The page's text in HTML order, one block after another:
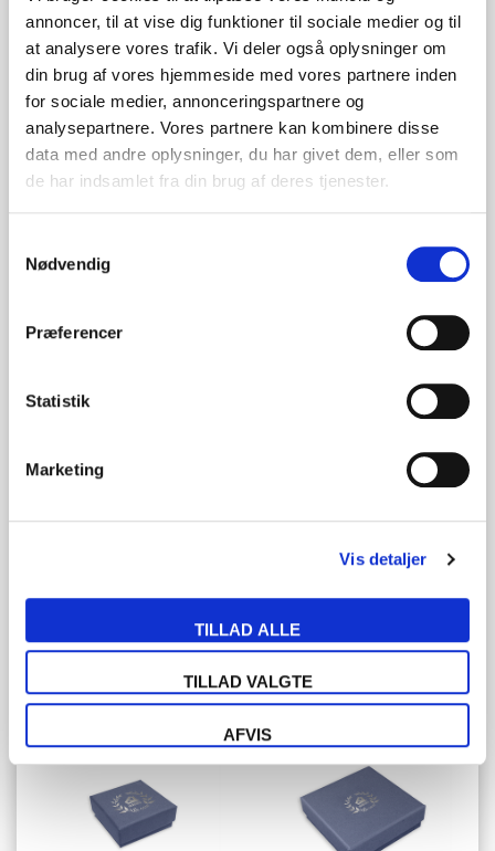
annoncer, til at vise dig funktioner til sociale medier og til
at analysere vores trafik. Vi deler også oplysninger om
din brug af vores hjemmeside med vores partnere inden
for sociale medier, annonceringspartnere og
analysepartnere. Vores partnere kan kombinere disse
data med andre oplysninger, du har givet dem, eller som
de har indsamlet fra din brug af deres tjenester.
Nødvendig
Præferencer
Statistik
Marketing
Vis detaljer
TILLAD ALLE
TILLAD VALGTE
AFVIS
Præge tryk
Pris ved 300 stk
(Før4,63) 3,40 DKK
Pris ved 500 stk
Pris ved 1000 stk
Tilføj til favoritliste
Svøb til Made in Denmark smykkeæske - 2923 Smykkeæske, Ring - mat lavendel